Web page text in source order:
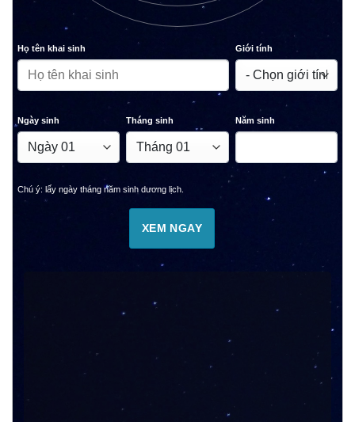
Họ tên khai sinh Giới tính
Ngày sinh Tháng sinh Năm sinh
Chú ý: lấy ngày tháng năm sinh dương lịch.
XEM NGAY